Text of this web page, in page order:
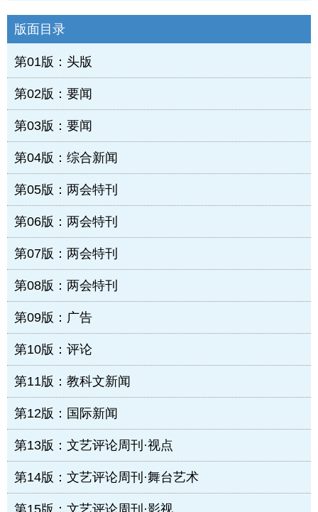
版面目录
第01版：头版
第02版：要闻
第03版：要闻
第04版：综合新闻
第05版：两会特刊
第06版：两会特刊
第07版：两会特刊
第08版：两会特刊
第09版：广告
第10版：评论
第11版：教科文新闻
第12版：国际新闻
第13版：文艺评论周刊·视点
第14版：文艺评论周刊·舞台艺术